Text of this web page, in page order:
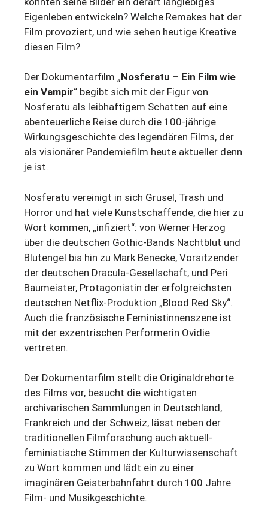
Eigenleben entwickeln? Welche Remakes hat der
Film provoziert, und wie sehen heutige Kreative
diesen Film?
Der Dokumentarfilm „Nosferatu – Ein Film wie
ein Vampir“ begibt sich mit der Figur von
Nosferatu als leibhaftigem Schatten auf eine
abenteuerliche Reise durch die 100-jährige
Wirkungsgeschichte des legendären Films, der
als visionärer Pandemiefilm heute aktueller denn
je ist.
Nosferatu vereinigt in sich Grusel, Trash und
Horror und hat viele Kunstschaffende, die hier zu
Wort kommen, „infiziert“: von Werner Herzog
über die deutschen Gothic-Bands Nachtblut und
Blutengel bis hin zu Mark Benecke, Vorsitzender
der deutschen Dracula-Gesellschaft, und Peri
Baumeister, Protagonistin der erfolgreichsten
deutschen Netflix-Produktion „Blood Red Sky“.
Auch die französische Feministinnenszene ist
mit der exzentrischen Performerin Ovidie
vertreten.
Der Dokumentarfilm stellt die Originaldrehorte
des Films vor, besucht die wichtigsten
archivarischen Sammlungen in Deutschland,
Frankreich und der Schweiz, lässt neben der
traditionellen Filmforschung auch aktuell-
feministische Stimmen der Kulturwissenschaft
zu Wort kommen und lädt ein zu einer
imaginären Geisterbahnfahrt durch 100 Jahre
Film- und Musikgeschichte.